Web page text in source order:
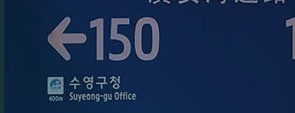
嵌入式解決方案
嵌入式電腦 / IP65 防水強固型電腦
工業物聯網閘道器
無線電閘道器